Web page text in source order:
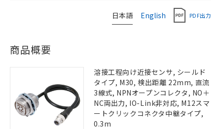
日本語 English PDF出力
商品概要
溶接工程向け近接センサ, シールド
タイプ, M30, 検出距離 22mm, 直流
3線式, NPNオープンコレクタ, NO＋
NC両出力, IO-Link非対応, M12スマ
ートクリックコネクタ中継タイプ,
0.3m